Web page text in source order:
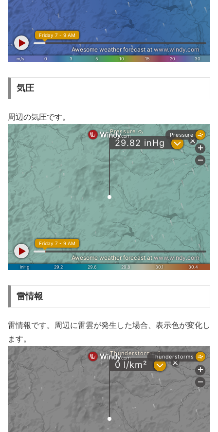
気圧
周辺の気圧です。
雷情報
雷情報です。周辺に雷雲が発生した場合、表示色が変化し
ます。